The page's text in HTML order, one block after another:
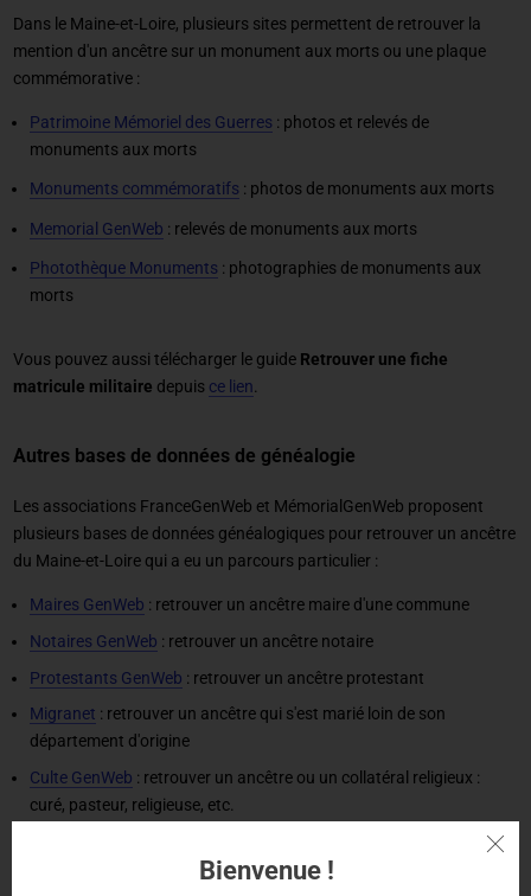
Dans le Maine-et-Loire, plusieurs sites permettent de retrouver la
mention d'un ancêtre sur un monument aux morts ou une plaque
commémorative :
Patrimoine Mémoriel des Guerres : photos et relevés de
monuments aux morts
Monuments commémoratifs : photos de monuments aux morts
Memorial GenWeb : relevés de monuments aux morts
Photothèque Monuments : photographies de monuments aux
morts
Vous pouvez aussi télécharger le guide Retrouver une fiche
matricule militaire depuis ce lien
Autres bases de données de généalogie
Les associations FranceGenWeb et MémorialGenWeb proposent
plusieurs bases de données généalogiques pour retrouver un ancêtre
du Maine-et-Loire qui a eu un parcours particulier :
Maires GenWeb : retrouver un ancêtre maire d'une commune
Notaires GenWeb : retrouver un ancêtre notaire
Protestants GenWeb : retrouver un ancêtre protestant
Migranet : retrouver un ancêtre qui s'est marié loin de son
département d'origine
Culte GenWeb : retrouver un ancêtre ou un collatéral religieux :
curé, pasteur, religieuse, etc.
: retrouver un ancêtre déporté durant la
Seconde Guerre MondialeBienvenue !